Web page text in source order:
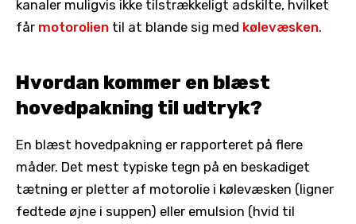
kanaler muligvis ikke tilstrækkeligt adskilte, hvilket
får motorolien til at blande sig med kølevæsken.
Hvordan kommer en blæst
hovedpakning til udtryk?
En blæst hovedpakning er rapporteret på flere
måder. Det mest typiske tegn på en beskadiget
tætning er pletter af motorolie i kølevæsken (ligner
fedtede øjne i suppen) eller emulsion (hvid til